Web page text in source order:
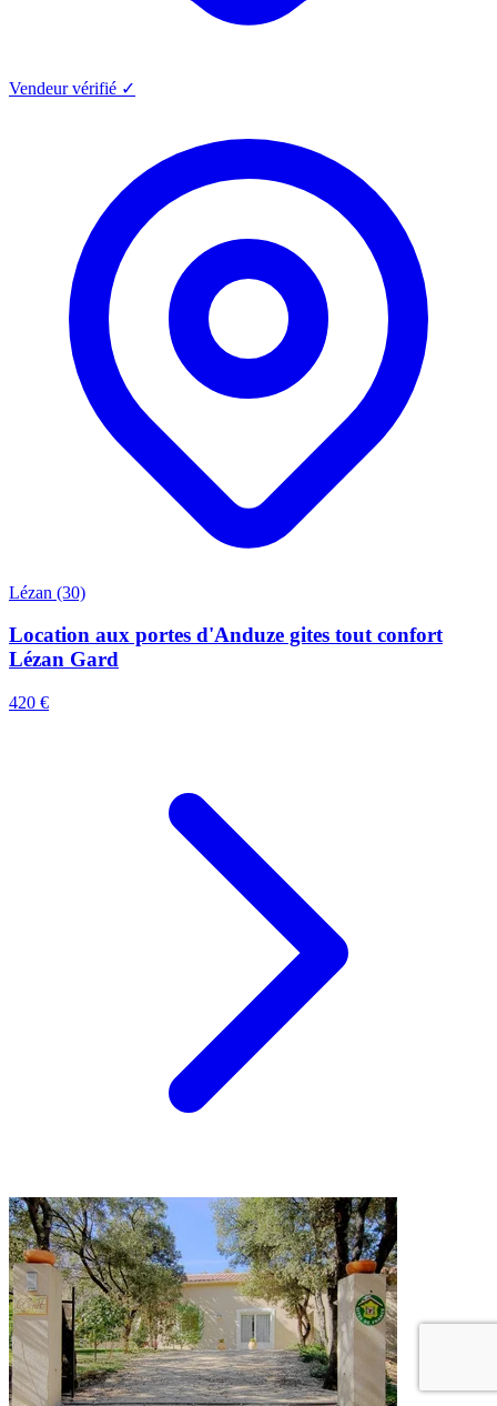
Vendeur vérifié ✓
Lézan (30)
Location aux portes d'Anduze gites tout confort
Lézan Gard
420 €